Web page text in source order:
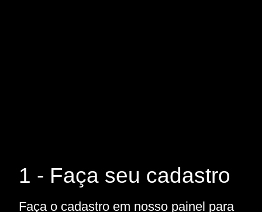
1 - Faça seu cadastro
Faça o cadastro em nosso painel para